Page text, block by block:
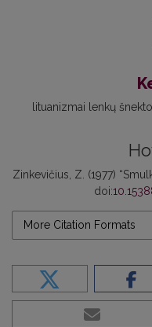
lituanizmai lenkų
Zinkevičius, Z. (1977)
doi:
More Citation Formats